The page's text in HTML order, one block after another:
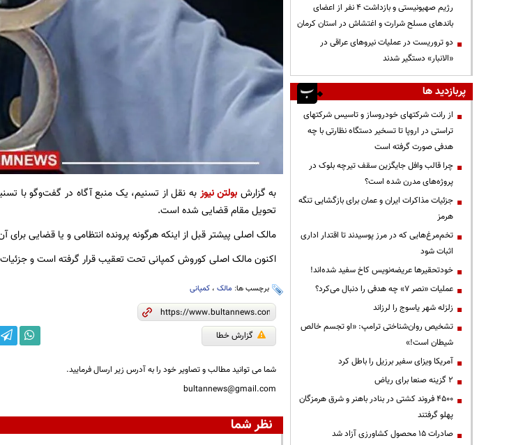
به گزارش بولتن نیوز به نقل از تسنیم، یک منبع آگاه در گفت‌وگو با
تحویل مقام قضایی شده است.
مالک اصلی پیشتر قبل از اینکه هرگونه پرونده انتظامی و یا قضایی
اکنون مالک اصلی کوروش کمپانی تحت تعقیب قرار گرفته است و
برچسب ها: مالک، کمپانی
گزارش خطا
شما می توانید مطالب و تصاویر خود را به آدرس زیر ارسال فرمایید.
bultannews@gmail.com
نظر شما
رژیم صهیونیستی و بازداشت ۴ نفر از اعضای
باندهای مسلح شرارت و اغتشاش در استان کرمان
دو تروریست در عملیات نیروهای عراقی در
«الانبار» دستگیر شدند
پربازدید ها
از رانت‌ شرکتهای خودروساز و تاسیس شرکتهای
تراستی در اروپا تا تسخیر دستگاه نظارتی با چه
هدفی صورت گرفته است
چرا قالب وافل جایگزین سقف تیرچه بلوک در
پروژه‌های مدرن شده است؟
جزئیات مذاکرات ایران و عمان برای بازگشایی تنگه
هرمز
تخم‌مرغ‌هایی که در مرز پوسیدند تا اقتدار اداری
اثبات شود
خودتحقیرها عریضه‌نویس کاخ سفید شده‌اند!
عملیات «نصر ۷» چه هدفی را دنبال می‌کرد؟
زلزله شهر یاسوج را لرزاند
تشخیص روان‌شناختی ترامپ: «او تجسم خالص
شیطان است!»
آمریکا ویزای سفیر برزیل را باطل کرد
۲ گزینه صنعا برای ریاض
۴۵۰۰ فروند کشتی در بنادر باهنر و شرق هرمزگان
پهلو گرفتند
صادرات ۱۵ محصول کشاورزی آزاد شد